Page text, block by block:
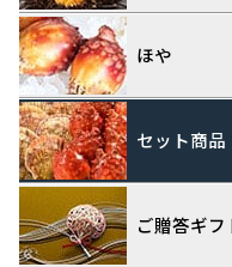
ほや
セット商品
ご贈答ギフ